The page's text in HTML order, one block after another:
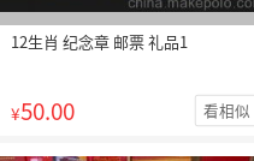
12生肖 纪念章 邮票 礼品1
¥50.00 看相似